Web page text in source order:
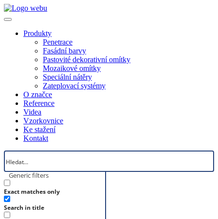
Produkty
Penetrace
Fasádní barvy
Pastovité dekorativní omítky
Mozaikové omítky
Speciální nátěry
Zateplovací systémy
O značce
Reference
Videa
Vzorkovnice
Ke stažení
Kontakt
Generic filters
Exact matches only
Search in title